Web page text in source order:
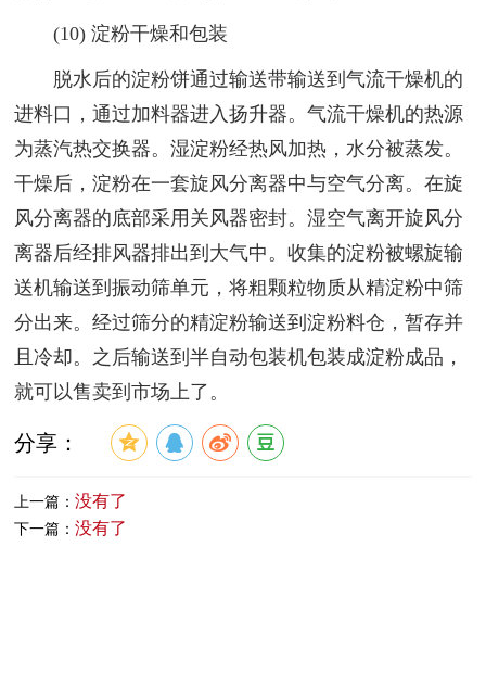
(10) 淀粉干燥和包装
脱水后的淀粉饼通过输送带输送到气流干燥机的
进料口，通过加料器进入扬升器。气流干燥机的热源
为蒸汽热交换器。湿淀粉经热风加热，水分被蒸发。
干燥后，淀粉在一套旋风分离器中与空气分离。在旋
风分离器的底部采用关风器密封。湿空气离开旋风分
离器后经排风器排出到大气中。收集的淀粉被螺旋输
送机输送到振动筛单元，将粗颗粒物质从精淀粉中筛
分出来。经过筛分的精淀粉输送到淀粉料仓，暂存并
且冷却。之后输送到半自动包装机包装成淀粉成品，
就可以售卖到市场上了。
分享：
上一篇：没有了
下一篇：没有了